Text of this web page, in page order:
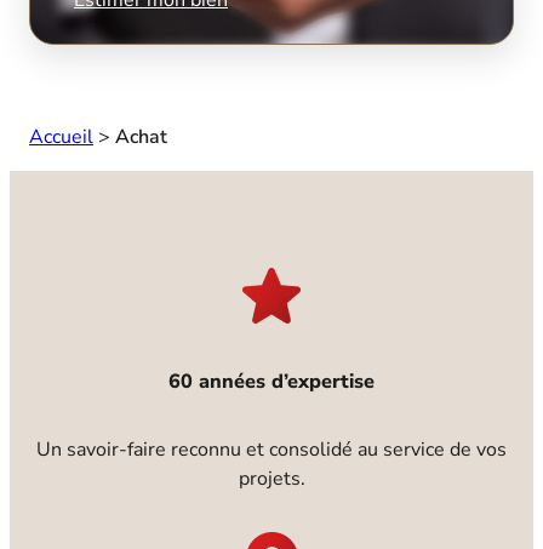
Accueil > Achat
60 années d’expertise
Un savoir-faire reconnu et consolidé au service de vos
projets.